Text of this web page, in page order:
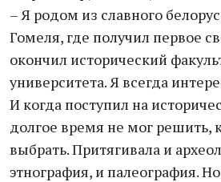
– Я родом из славного
Гомеля, где получил первое
окончил исторический
университета. Я всегда
И когда поступил на
долгое время не мог решить,
выбрать. Притягивала и
этнография, и палеография.